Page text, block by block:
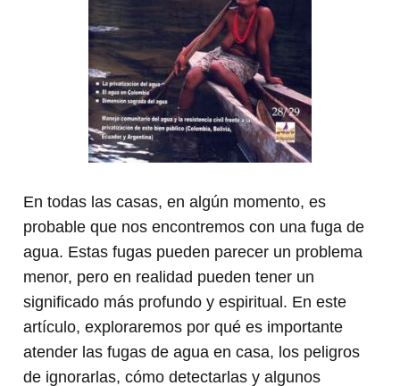
En todas las casas, en algún momento, es
probable que nos encontremos con una fuga de
agua. Estas fugas pueden parecer un problema
menor, pero en realidad pueden tener un
significado más profundo y espiritual. En este
artículo, exploraremos por qué es importante
atender las fugas de agua en casa, los peligros
de ignorarlas, cómo detectarlas y algunos